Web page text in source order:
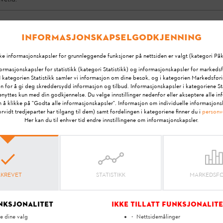
indirekte:
velger du "Connector" > "Fjern Connector", for å
Smart Connector og bruk den faktiske driftstiden som
er ikke tilgjengelig etter dette.
Dine tilbakemeldinger er viktig for oss!
Informasjonskapselgodkjenning
informasjonskapsler for grunnleggende funksjoner på nettsiden er valgt (kategori
for statistikk (kategori Statistikk) og informasjonskapsler for
Statistikk samler vi informasjon om dine besøk, og i kategorien
for å gi deg skreddersydd informasjon og tilbud. Informasjonskapsler i kategoriene
kun med din godkjennelse. Du velge innstillinger nedenfor eller akseptere alle
å klikke på "Godta alle informasjonskapsler". Informasjon om individuelle
tredjeparter har tilgang til dem) samt fordelingen i kategoriene finner du i
Her kan du til enhver tid endre innstillingene om informasjonskapsler.
STATISTIKK
dine valg
Ikke tillatt
Nettsidemålinger